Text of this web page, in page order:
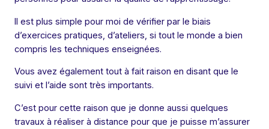
Il est plus simple pour moi de vérifier par le biais
d’exercices pratiques, d’ateliers, si tout le monde a bien
compris les techniques enseignées.
Vous avez également tout à fait raison en disant que le
suivi et l’aide sont très importants.
C’est pour cette raison que je donne aussi quelques
travaux à réaliser à distance pour que je puisse m’assurer